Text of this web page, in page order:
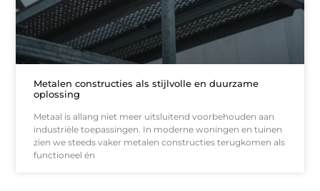
Metalen constructies als stijlvolle en duurzame
oplossing
Metaal is allang niet meer uitsluitend voorbehouden aan
industriële toepassingen. In moderne woningen en tuinen
zien we steeds vaker metalen constructies terugkomen als
functioneel én